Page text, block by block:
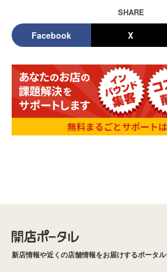
SHARE
Facebook X
新店情報や近くの店舗情報をお届けするポータル